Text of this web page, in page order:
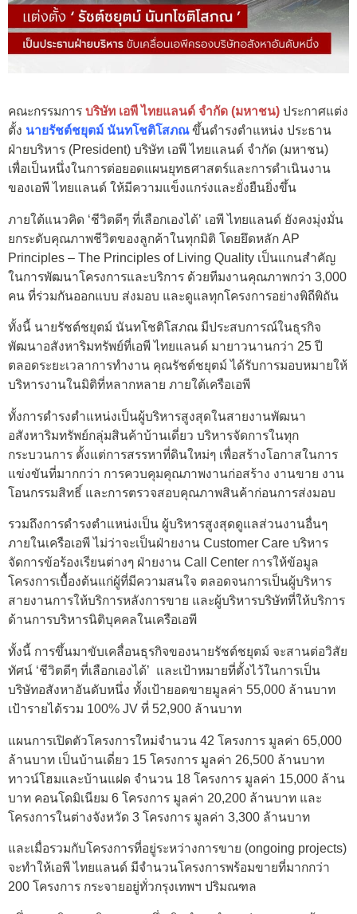
คณะกรรมการ บริษัท เอพี ไทยแลนด์ จำกัด (มหาชน) ประกาศแต่ง
ตั้ง นายรัชต์ชยุตม์ นันทโชติโสภณขึ้นดำรงตำแหน่ง ประธาน
ฝ่ายบริหาร (President) บริษัท เอพี ไทยแลนด์ จำกัด (มหาชน)
เพื่อเป็นหนึ่งในการต่อยอดแผนยุทธศาสตร์และการดำเนินงาน
ของเอพี ไทยแลนด์ ให้มีความแข็งแกร่งและยั่งยืนยิ่งขึ้น
ภายใต้แนวคิด ‘ชีวิตดีๆ ที่เลือกเองได้’ เอพี ไทยแลนด์ ยังคงมุ่งมั่น
ยกระดับคุณภาพชีวิตของลูกค้าในทุกมิติ โดยยึดหลัก AP
Principles – The Principles of Living Quality เป็นแกนสำคัญ
ในการพัฒนาโครงการและบริการ ด้วยทีมงานคุณภาพกว่า 3,000
คน ที่ร่วมกันออกแบบ ส่งมอบ และดูแลทุกโครงการอย่างพิถีพิถัน
ทั้งนี้ นายรัชต์ชยุตม์ นันทโชติโสภณ มีประสบการณ์ในธุรกิจ
พัฒนาอสังหาริมทรัพย์ที่เอพี ไทยแลนด์ มายาวนานกว่า 25 ปี
ตลอดระยะเวลาการทำงาน คุณรัชต์ชยุตม์ ได้รับการมอบหมายให้
บริหารงานในมิติที่หลากหลาย ภายใต้เครือเอพี
ทั้งการดำรงตำแหน่งเป็นผู้บริหารสูงสุดในสายงานพัฒนา
อสังหาริมทรัพย์กลุ่มสินค้าบ้านเดี่ยว บริหารจัดการในทุก
กระบวนการ ตั้งแต่การสรรหาที่ดินใหม่ๆ เพื่อสร้างโอกาสในการ
แข่งขันที่มากกว่า การควบคุมคุณภาพงานก่อสร้าง งานขาย งาน
โอนกรรมสิทธิ์ และการตรวจสอบคุณภาพสินค้าก่อนการส่งมอบ
รวมถึงการดำรงตำแหน่งเป็น ผู้บริหารสูงสุดดูแลส่วนงานอื่นๆ
ภายในเครือเอพี ไม่ว่าจะเป็นฝ่ายงาน Customer Care บริหาร
จัดการข้อร้องเรียนต่างๆ ฝ่ายงาน Call Center การให้ข้อมูล
โครงการเบื้องต้นแก่ผู้ที่มีความสนใจ ตลอดจนการเป็นผู้บริหาร
สายงานการให้บริการหลังการขาย และผู้บริหารบริษัทที่ให้บริการ
ด้านการบริหารนิติบุคคลในเครือเอพี
ทั้งนี้ การขึ้นมาขับเคลื่อนธุรกิจของนายรัชต์ชยุตม์ จะสานต่อวิสัย
ทัศน์ ‘ชีวิตดีๆ ที่เลือกเองได้’ และเป้าหมายที่ตั้งไว้ในการเป็น
บริษัทอสังหาอันดับหนึ่ง ทั้งเป้ายอดขายมูลค่า 55,000 ล้านบาท
เป้ารายได้รวม 100% JV ที่ 52,900 ล้านบาท
แผนการเปิดตัวโครงการใหม่จำนวน 42 โครงการ มูลค่า 65,000
ล้านบาท เป็นบ้านเดี่ยว 15 โครงการ มูลค่า 26,500 ล้านบาท
ทาวน์โฮมและบ้านแฝด จำนวน 18 โครงการ มูลค่า 15,000 ล้าน
บาท คอนโดมิเนียม 6 โครงการ มูลค่า 20,200 ล้านบาท และ
โครงการในต่างจังหวัด 3 โครงการ มูลค่า 3,300 ล้านบาท
และเมื่อรวมกับโครงการที่อยู่ระหว่างการขาย (ongoing projects)
จะทำให้เอพี ไทยแลนด์ มีจำนวนโครงการพร้อมขายที่มากกว่า
200 โครงการ กระจายอยู่ทั่วกรุงเทพฯ ปริมณฑล